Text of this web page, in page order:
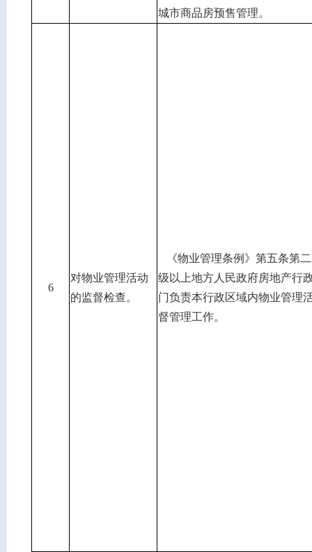
城市商品房预售管理。
6
对物业管理活动
的监督检查。
《物业管理条例》第五条第
级以上地方人民政府房地产行
门负责本行政区域内物业管理
督管理工作。